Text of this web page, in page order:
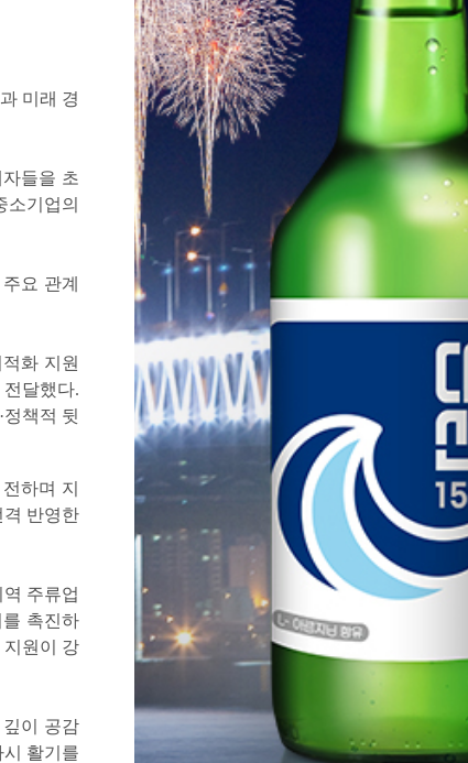
미래 경
들을 초
소기업의
요 관계
화 지원
달했다.
책적 뒷
하며 지
반영한
주류업
촉진하
지원이 강
이 공감
활기를